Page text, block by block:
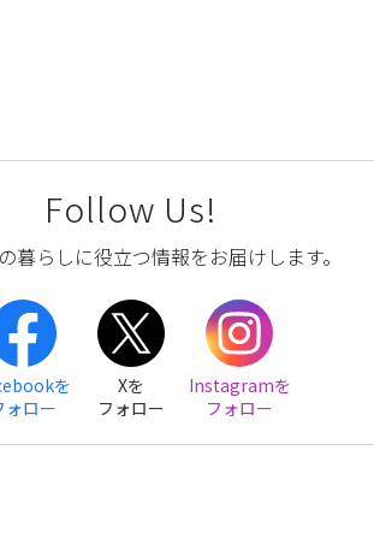
Follow Us!
暮らしに役立つ情報をお届けします。
を
ォロー
Xを
フォロー
Instagramを
フォロー